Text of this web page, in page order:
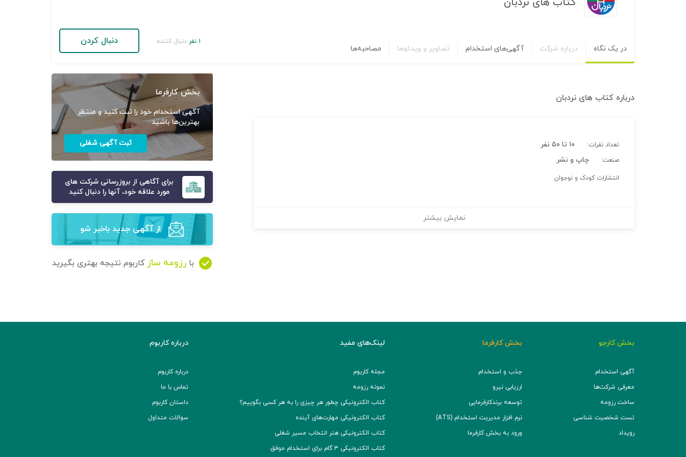
در یک نگاه درباره شرکت آگهی‌های استخدام تصاویر و ویدئوها مصاحبه‌ها
۱ نفر دنبال کننده دنبال کردن
درباره کتاب های نردبان
تعداد نفرات: ۱۰ تا ۵۰ نفر
صنعت: چاپ و نشر
انتشارات کودک و نوجوان
نمایش بیشتر
بخش کارفرما
آگهی استخدام خود را ثبت کنید و منتظر
بهترین‌ها باشید
ثبت آگهی شغلی
برای آگاهی از بروزرسانی شرکت های
مورد علاقه خود، آنها را دنبال کنید
از آگهی‌ جدید باخبر شو
با رزومه ساز کاربوم نتیجه بهتری بگیرید
بخش کارجو
آگهی استخدام
معرفی شرکت‌ها
ساخت رزومه
تست شخصیت شناسی
رویداد
بخش کارفرما
جذب و استخدام
ارزیابی نیرو
توسعه برند‌کارفرمایی
نرم افزار مدیریت استخدام (ATS)
ورود به بخش کارفرما
لینک‌های مفید
مجله کاربوم
نمونه رزومه
کتاب الکترونیکی چطور هر چیزی را به هر کسی بگوییم؟
کتاب الکترونیکی مهارت‌های آینده
کتاب الکترونیکی هنر انتخاب مسیر شغلی
کتاب الکترونیکی ۳ گام برای استخدام موفق
درباره کاربوم
درباره کاربوم
تماس با ما
داستان کاربوم
سوالات متداول